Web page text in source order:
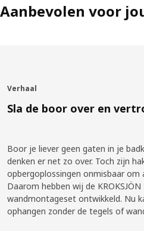
Aanbevolen voor
Verhaal
Sla de boor over en
Boor je liever geen gaten in je
denken er net zo over. Toch zijn
opbergoplossingen onmisbaar om
Daarom hebben wij de KROKSJÖN
wandmontageset ontwikkeld. Nu
ophangen zonder de tegels of